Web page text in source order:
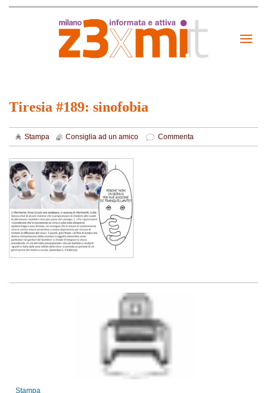
Tiresia #189: sinofobia
Stampa Consiglia ad un amico Commenta
Stampa